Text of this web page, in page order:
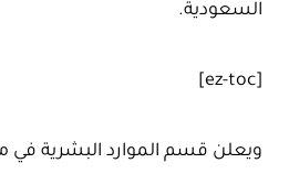
السعودية.
[ez-toc]
ويعلن قسم الموارد البشرية في